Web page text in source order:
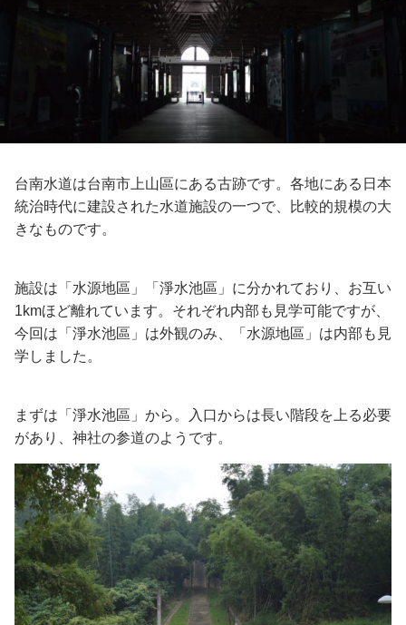
台南水道は台南市上山區にある古跡です。各地にある日本
統治時代に建設された水道施設の一つで、比較的規模の大
きなものです。
施設は「水源地區」「淨水池區」に分かれており、お互い
1kmほど離れています。それぞれ内部も見学可能ですが、
今回は「淨水池區」は外観のみ、「水源地區」は内部も見
学しました。
まずは「淨水池區」から。入口からは長い階段を上る必要
があり、神社の参道のようです。